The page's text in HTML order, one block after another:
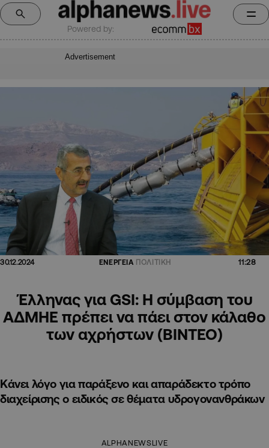
Powered by:
Advertisement
30.12.2024 ΕΝΕΡΓΕΙΑ ΠΟΛΙΤΙΚΗ 11:28
Έλληνας για GSI: Η σύμβαση του
ΑΔΜΗΕ πρέπει να πάει στον κάλαθο
των αχρήστων (ΒΙΝΤΕΟ)
Κάνει λόγο για παράξενο και απαράδεκτο τρόπο
διαχείρισης ο ειδικός σε θέματα υδρογονανθράκων
ALPHANEWSLIVE